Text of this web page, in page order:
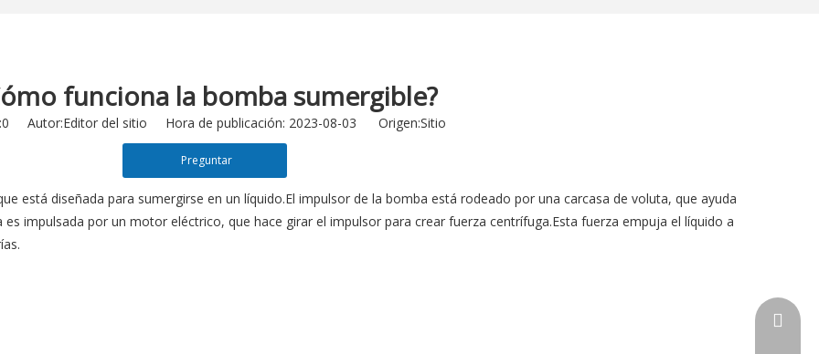
funciona la bomba sumergible?
0 Autor:Editor del sitio Hora de publicación: 2023-08-03 Origen:Sitio
Preguntar
está diseñada para sumergirse en un líquido.El impulsor de la bomba está rodeado por una carcasa de voluta, que ayuda
impulsada por un motor eléctrico, que hace girar el impulsor para crear fuerza centrífuga.Esta fuerza empuja el líquido a